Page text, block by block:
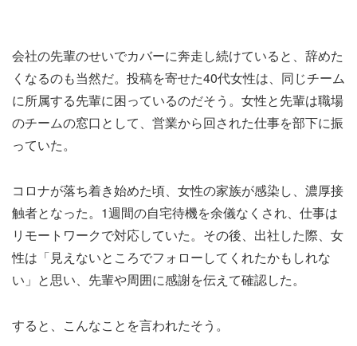
会社の先輩のせいでカバーに奔走し続けていると、辞めた
くなるのも当然だ。投稿を寄せた40代女性は、同じチーム
に所属する先輩に困っているのだそう。女性と先輩は職場
のチームの窓口として、営業から回された仕事を部下に振
っていた。
コロナが落ち着き始めた頃、女性の家族が感染し、濃厚接
触者となった。1週間の自宅待機を余儀なくされ、仕事は
リモートワークで対応していた。その後、出社した際、女
性は「見えないところでフォローしてくれたかもしれな
い」と思い、先輩や周囲に感謝を伝えて確認した。
すると、こんなことを言われたそう。